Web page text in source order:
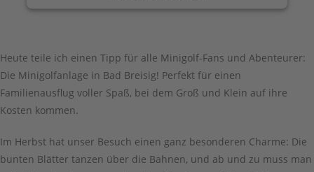
Heute teile ich einen Tipp für alle Minigolf-Fans und Abenteurer:
Die Minigolfanlage in Bad Breisig! Perfekt für einen
Familienausflug voller Spaß, bei dem Groß und Klein auf ihre
Kosten kommen.
Im Herbst hat unser Besuch einen ganz besonderen Charme: Die
bunten Blätter tanzen über die Bahnen, und ab und zu muss man